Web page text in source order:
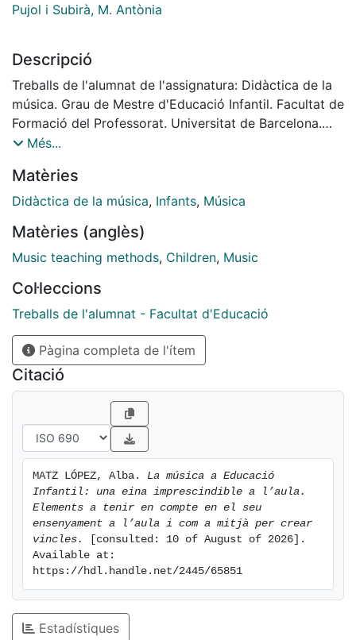
Pujol i Subirà, M. Antònia
Descripció
Treballs de l'alumnat de l'assignatura: Didàctica de la
música. Grau de Mestre d'Educació Infantil. Facultat de
Formació del Professorat. Universitat de Barcelona.
Curs: 2014-2015. Coordinadora:Maria Antònia Pujol i
Més...
Matèries
Didàctica de la música, Infants, Música
Matèries (anglès)
Music teaching methods, Children, Music
Col·leccions
Treballs de l'alumnat - Facultat d'Educació
Pàgina completa de l'ítem
Citació
MATZ LÓPEZ, Alba. La música a Educació
Infantil: una eina imprescindible a l’aula.
Elements a tenir en compte en el seu
ensenyament a l’aula i com a mitjà per crear
vincles.
[consulted: 10 of August of 2026].
Available at:
https://hdl.handle.net/2445/65851
Estadístiques